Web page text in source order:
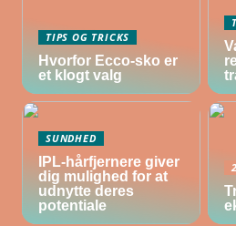
TIPS OG TRICKS
Hvorfor Ecco-sko er
et klogt valg
SUNDHED
IPL-hårfjernere giver
dig mulighed for at
udnytte deres
potentiale